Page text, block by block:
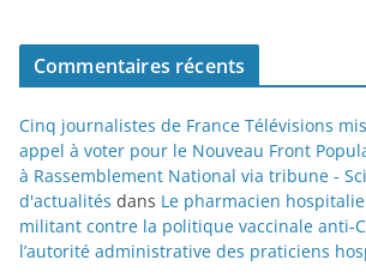
Commentaires récents
Cinq journalistes de France Télévisions
appel à voter pour le Nouveau Front
à Rassemblement National via tribune -
d'actualités dans Le pharmacien
militant contre la politique vaccinale anti-
l’autorité administrative des praticiens